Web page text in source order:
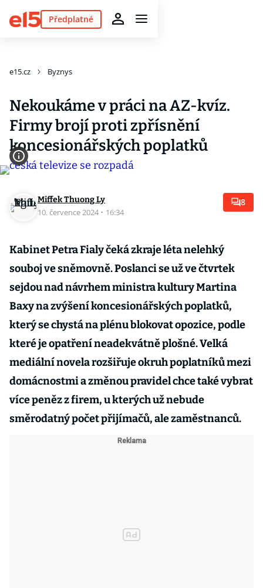
Předplatné
e15.cz Byznys
Nekoukáme v práci na AZ-kvíz.
Firmy brojí proti zpřísnění
koncesionářských poplatků
Miffek Thuong Ly
10. července 2024 · 16:34
8
Kabinet Petra Fialy čeká zkraje léta nelehký
souboj ve sněmovně. Poslanci se už ve čtvrtek
sejdou nad návrhem ministra kultury Martina
Baxy na zvýšení koncesionářských poplatků,
který se chystá na plénu blokovat opozice, podle
které je opatření neadekvátně plošné. Velká
mediální novela rozšiřuje okruh poplatníků mezi
domácnostmi a změnou pravidel chce také vybrat
více peněz z firem, u kterých už nebude
směrodatný počet přijímačů, ale zaměstnanců.